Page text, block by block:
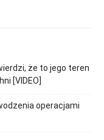
że to jego teren
[VIDEO]
operacjami